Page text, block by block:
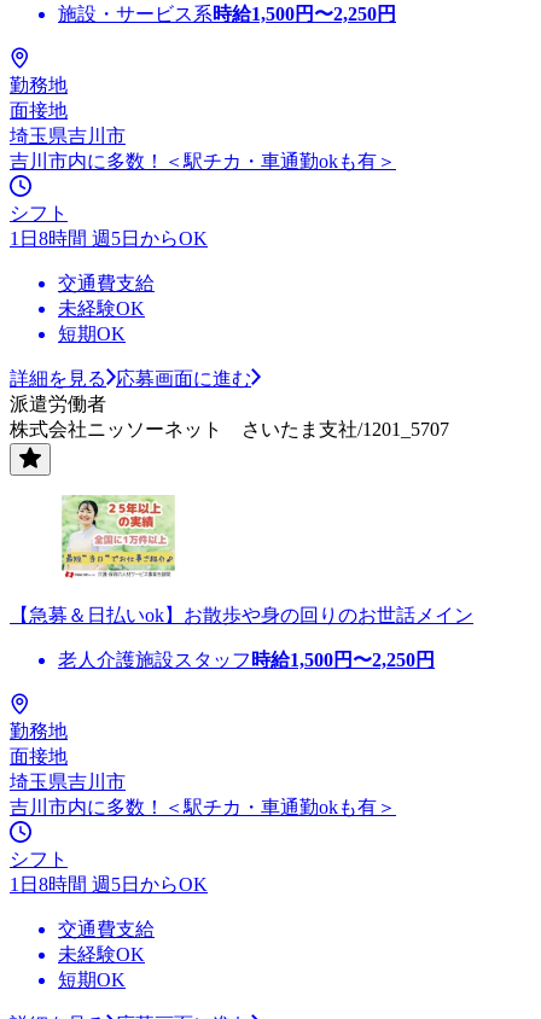
施設・サービス系時給1,500円〜2,250円
勤務地
面接地
埼玉県吉川市
吉川市内に多数！＜駅チカ・車通勤okも有＞
シフト
1日8時間 週5日からOK
交通費支給
未経験OK
短期OK
詳細を見る
応募画面に進む
派遣労働者
株式会社ニッソーネット さいたま支社/1201_5707
【急募＆日払いok】お散歩や身の回りのお世話メイン
老人介護施設スタッフ 時給1,500円〜2,250円
勤務地
面接地
埼玉県吉川市
吉川市内に多数！＜駅チカ・車通勤okも有＞
シフト
1日8時間 週5日からOK
交通費支給
未経験OK
短期OK